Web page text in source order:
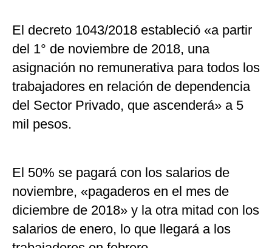
El decreto 1043/2018 estableció «a partir
del 1° de noviembre de 2018, una
asignación no remunerativa para todos los
trabajadores en relación de dependencia
del Sector Privado, que ascenderá» a 5
mil pesos.
El 50% se pagará con los salarios de
noviembre, «pagaderos en el mes de
diciembre de 2018» y la otra mitad con los
salarios de enero, lo que llegará a los